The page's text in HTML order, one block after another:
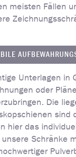
meisten Fällen
Unterlagen in
oder
Die
sind
hier das
unsere Schränke